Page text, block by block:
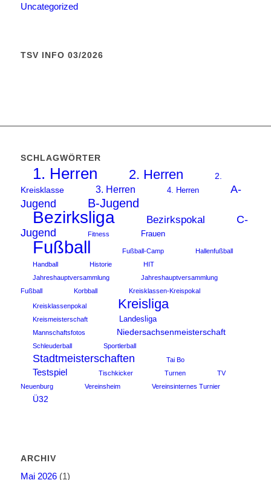
Uncategorized
TSV INFO 03/2026
SCHLAGWÖRTER
1. Herren 2. Herren
2.
Kreisklasse
3. Herren 4. Herren
A-
Jugend
B-Jugend
Bezirksliga Bezirkspokal
C-
Jugend
Fitness Frauen
Fußball Fußball-Camp
Hallenfußball
Handball
Historie
HIT
Jahreshauptversammlung
Jahreshauptversammlung
Fußball
Korbball Kreisklassen-Kreispokal
Kreisklassenpokal Kreisliga
Kreismeisterschaft Landesliga
Mannschaftsfotos Niedersachsenmeisterschaft
Schleuderball Sportlerball
Stadtmeisterschaften Tai Bo
Testspiel Tischkicker Turnen
TV
Neuenburg
Vereinsheim Vereinsinternes Turnier
Ü32
ARCHIV
Mai 2026(1)